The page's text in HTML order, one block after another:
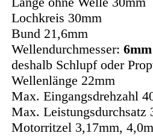
Lochkreis 30mm
Bund 21,6mm
Wellendurchmesser: 6mm
deshalb Schlupf oder
Wellenlänge 22mm
Max. Eingangsdrehzahl
Max. Leistungsdurchsatz
Motorritzel 3,17mm,